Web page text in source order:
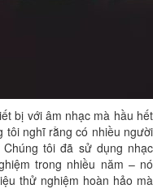
bị với âm nhạc mà hầu hết
tôi nghĩ rằng có nhiều người
tôi đã sử dụng nhạc
trong nhiều năm – nó
thử nghiệm hoàn hảo mà